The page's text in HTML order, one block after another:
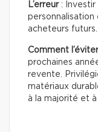
L’erreur: Investir
acheteurs futurs.
Comment l’éviter
prochaines
revente.
matériaux
à la majorité et